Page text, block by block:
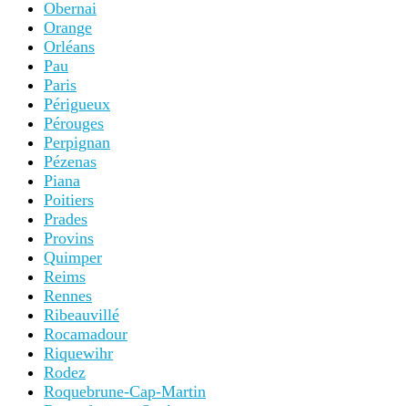
Obernai
Orange
Orléans
Pau
Paris
Périgueux
Pérouges
Perpignan
Pézenas
Piana
Poitiers
Prades
Provins
Quimper
Reims
Rennes
Ribeauvillé
Rocamadour
Riquewihr
Rodez
Roquebrune-Cap-Martin